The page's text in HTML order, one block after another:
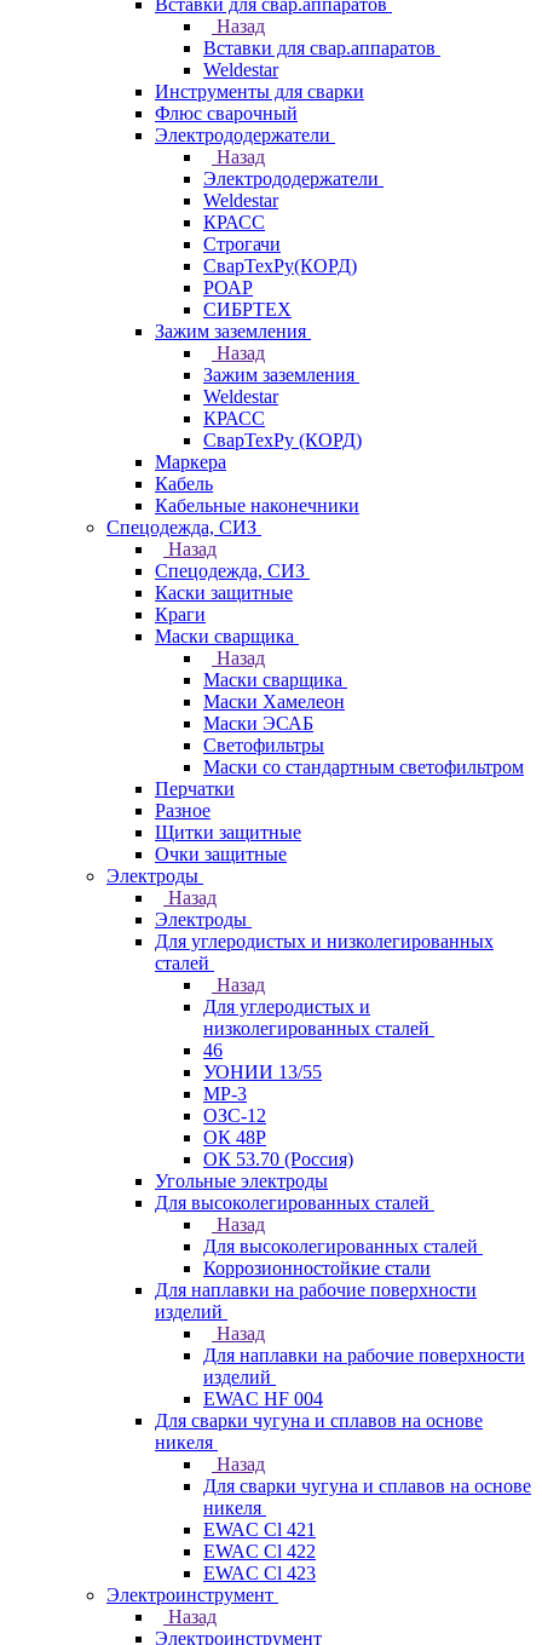
Вставки для свар.аппаратов
Назад
Вставки для свар.аппаратов
Weldestar
Инструменты для сварки
Флюс сварочный
Электрододержатели
Назад
Электрододержатели
Weldestar
КРАСС
Строгачи
СварТехРу(КОРД)
РОАР
СИБРТЕХ
Зажим заземления
Назад
Зажим заземления
Weldestar
КРАСС
СварТехРу (КОРД)
Маркера
Кабель
Кабельные наконечники
Спецодежда, СИЗ
Назад
Спецодежда, СИЗ
Каски защитные
Краги
Маски сварщика
Назад
Маски сварщика
Маски Хамелеон
Маски ЭСАБ
Светофильтры
Маски со стандартным светофильтром
Перчатки
Разное
Щитки защитные
Очки защитные
Электроды
Назад
Электроды
Для углеродистых и низколегированных
сталей
Назад
Для углеродистых и
низколегированных сталей
46
УОНИИ 13/55
МР-3
ОЗС-12
ОК 48Р
ОК 53.70 (Россия)
Угольные электроды
Для высоколегированных сталей
Назад
Для высоколегированных сталей
Коррозионностойкие стали
Для наплавки на рабочие поверхности
изделий
Назад
Для наплавки на рабочие поверхности
изделий
EWAC HF 004
Для сварки чугуна и сплавов на основе
никеля
Назад
Для сварки чугуна и сплавов на основе
никеля
EWAC Cl 421
EWAC Cl 422
EWAC Cl 423
Электроинструмент
Назад
Электроинструмент